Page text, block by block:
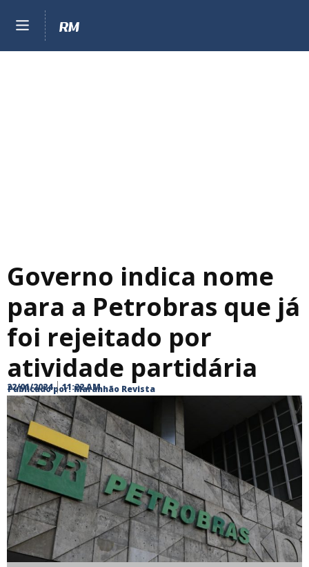
Governo indica nome
para a Petrobras que já
foi rejeitado por
atividade partidária
Publicado por: Maranhão Revista
22/01/2024 11:22 AM